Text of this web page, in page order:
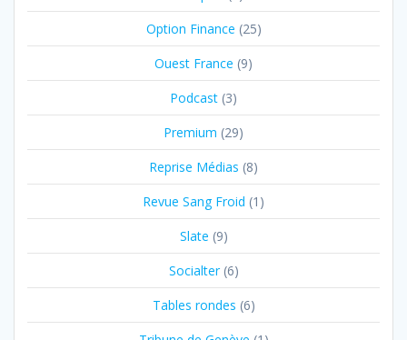
Option Finance (25)
Ouest France (9)
Podcast (3)
Premium (29)
Reprise Médias (8)
Revue Sang Froid (1)
Slate (9)
Socialter(6)
Tables rondes (6)